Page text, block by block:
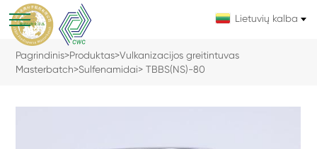
Lietuvių kalba
Pagrindinis>Produktas>Vulkanizacijos greitintuvas
Masterbatch>Sulfenamidai> TBBS(NS)-80